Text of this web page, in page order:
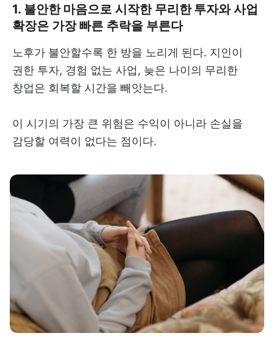
1. 불안한 마음으로 시작한 무리한 투자와 사업
확장은 가장 빠른 추락을 부른다
노후가 불안할수록 한 방을 노리게 된다. 지인이
권한 투자, 경험 없는 사업, 늦은 나이의 무리한
창업은 회복할 시간을 빼앗는다.
이 시기의 가장 큰 위험은 수익이 아니라 손실을
감당할 여력이 없다는 점이다.